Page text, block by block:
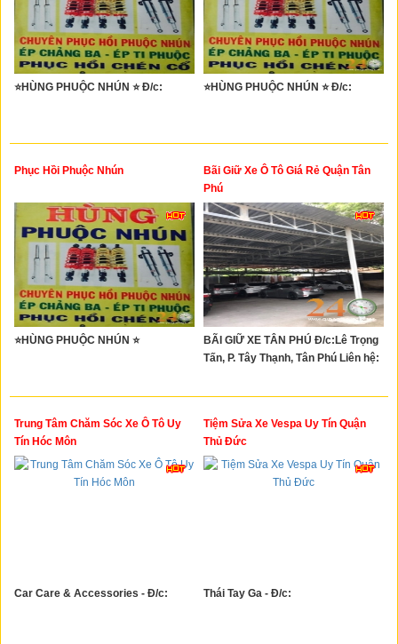
⭐HÙNG PHUỘC NHÚN ⭐ Đ/c: ⭐HÙNG PHUỘC NHÚN ⭐ Đ/c:
Phục Hồi Phuộc Nhún
⭐HÙNG PHUỘC NHÚN ⭐
Bãi Giữ Xe Ô Tô Giá Rẻ Quận Tân
Phú
BÃI GIỮ XE TÂN PHÚ Đ/c:Lê Trọng
Tấn, P. Tây Thạnh, Tân Phú Liên hệ:
Trung Tâm Chăm Sóc Xe Ô Tô Uy
Tín Hóc Môn
Car Care & Accessories - Đ/c:
Tiệm Sửa Xe Vespa Uy Tín Quận
Thủ Đức
Thái Tay Ga - Đ/c: